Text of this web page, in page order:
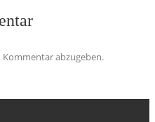
Kommentar abzugeben.